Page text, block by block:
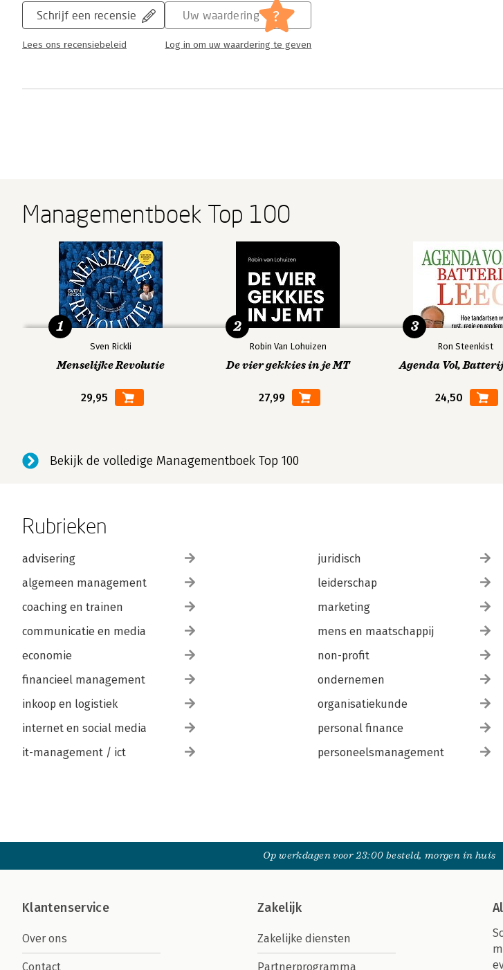
Schrijf een recensie
Lees ons recensiebeleid
Uw waardering ?
Log in om uw waardering te geven
Managementboek Top 100
Sven Rickli
Menselijke Revolutie
29,95
1
Robin Van Lohuizen
De vier gekkies in je MT
27,99
2
Ron Steenkist
Agenda Vol,
24,50
3
Bekijk de volledige Managementboek Top 100
Rubrieken
advisering
algemeen management
coaching en trainen
communicatie en media
economie
financieel management
inkoop en logistiek
internet en social media
it-management / ict
juridisch
leiderschap
marketing
mens en maatschappij
non-profit
ondernemen
organisatiekunde
personal finance
personeelsmanagement
Op werkdagen voor 23:00 besteld, morgen in huis
Klantenservice
Over ons
Contact
Zakelijk
Zakelijke diensten
Partnerprogramma